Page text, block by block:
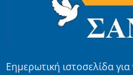
Εημερωτική ιστοσελίδα